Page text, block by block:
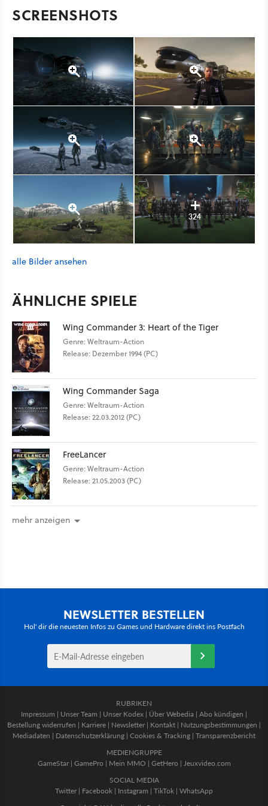
SCREENSHOTS
324
alle Bilder ansehen
ÄHNLICHE SPIELE
Wing Commander 3: Heart of the Tiger
Genre: Weltraum-Action
Release: Dezember 1994 (PC)
Wing Commander Saga
Genre: Weltraum-Action
Release: 22.03.2012 (PC)
FreeLancer
Genre: Weltraum-Action
Release: 21.05.2003 (PC)
mehr anzeigen
NEWSLETTER BESTELLEN
Hol' dir die neuesten Infos zu Games und Hardware direkt ins Postfach
RUBRIKEN
Impressum | Unser Team | Unser Kodex | Über Webedia | Abo kündigen |
Bestellung widerrufen | Karriere | Newsletter | Kontakt | Nutzungsbestimmungen |
Mediadaten | Datenschutzerklärung | Cookies & Tracking | Transparenzbericht
MEDIENGRUPPE
GameStar| GamePro | Mein MMO | GetHero | Jeuxvideo.com
SOCIAL MEDIA
Twitter | Facebook | Instagram | TikTok | WhatsApp